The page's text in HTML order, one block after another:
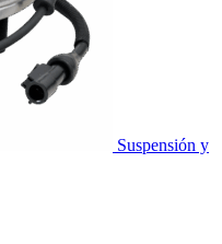
Suspensión y